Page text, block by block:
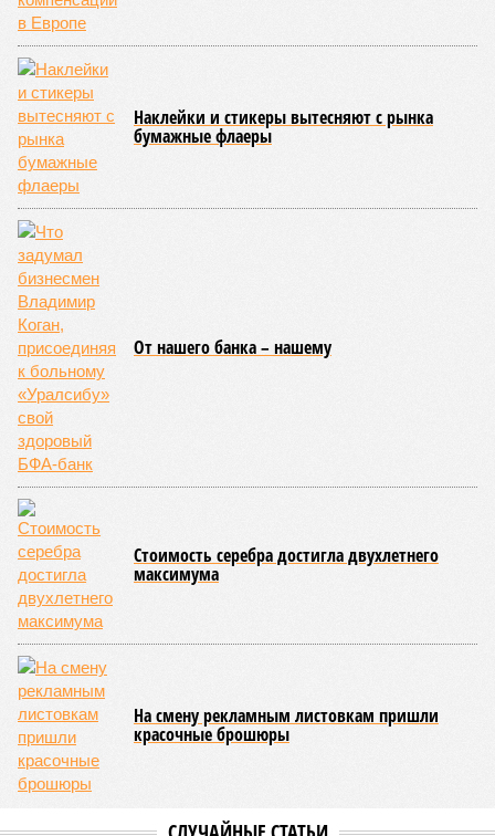
ЖК «Светлый мир «Станция Л»: та же группа компаний-
банкрот Seven Suns Development, та же
схема достройки через Capital Group осенью 2024 года, но
за прошедшие два года результатов, по словам дольщиков,
практически не видно. По
порталов, первую очередь ЖК строители обещают сдать к
декабрю 2026 г., вторую – к марту 2028-го. Но никто при
этом из кураторов стройки не задается вопросом: как эти
сроки должны материализоваться? На строительной
площадке, по свидетельствам дольщиков, регулярно
бывающих у забора, какая-либо техника отсутствует. Ни
бетононасосов, ни работающих кранов, ни признаков
мобилизации подрядчиков. При том, что до «декабря 2026»
осталось менее полугода.
Если в «Сказочном лесу» техзаказчик публично
отчитывался о поэтапной готовности – 90%, затем 97%, с
конкретными инженерными работами (усиление
монолитных конструкций, устранение проектных ошибок) –
то по «Станции Л» подобной публичной отчётности
дольщики не видят. Ни Capital Group, ни кураторы
строительства не подтверждают ни соблюдения графика
строительства, ни объёма фактически выполненных работ.
Напрашивается закономерный вопрос: если
декларируемая «Capital Group модель (достраивать
проблемные объекты SSD») сработала на
Лосиноостровской, почему она не масштабируется на
Люблино? И означает ли отсутствие техники на площадке,
что в реальности подрядчик по «Станции Л» ещё даже не
определён?
Митингии палаточные лагеря у объекта в
2025–2026 годах, похоже, не изменили ситуацию.
последние месяцы в личном общении нам перестали
называть даже ориентировочные сроки»